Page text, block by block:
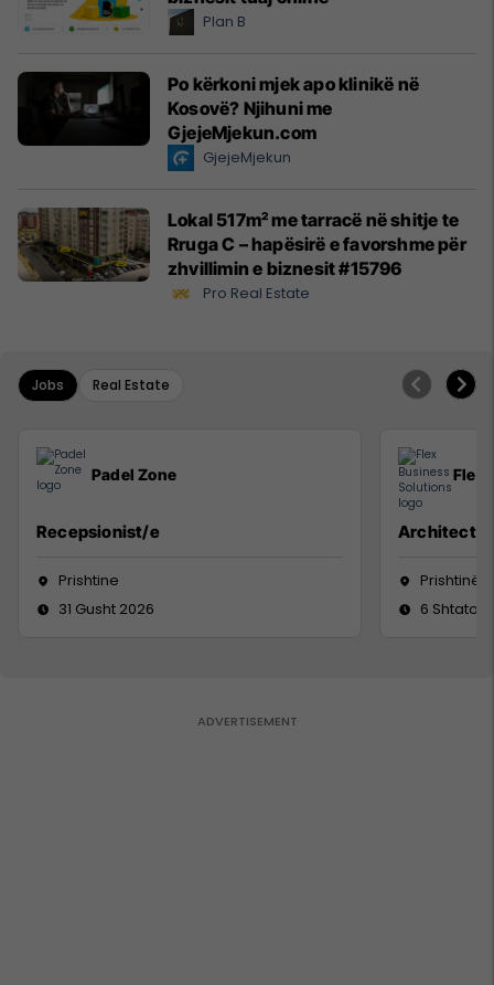
Plan B
Po kërkoni mjek apo klinikë në
Kosovë? Njihuni me
GjejeMjekun.com
GjejeMjekun
Lokal 517m² me tarracë në shitje te
Rruga C – hapësirë e favorshme për
zhvillimin e biznesit #15796
Pro Real Estate
Jobs Real Estate
Padel Zone
Recepsionist/e
Prishtine
31 Gusht 2026
Flex
Architect
Prishtinë
6 Shtator